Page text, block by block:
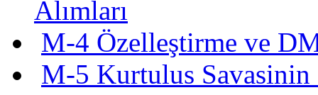
Alımları
M-4 Özelleştirme ve
M-5 Kurtulus